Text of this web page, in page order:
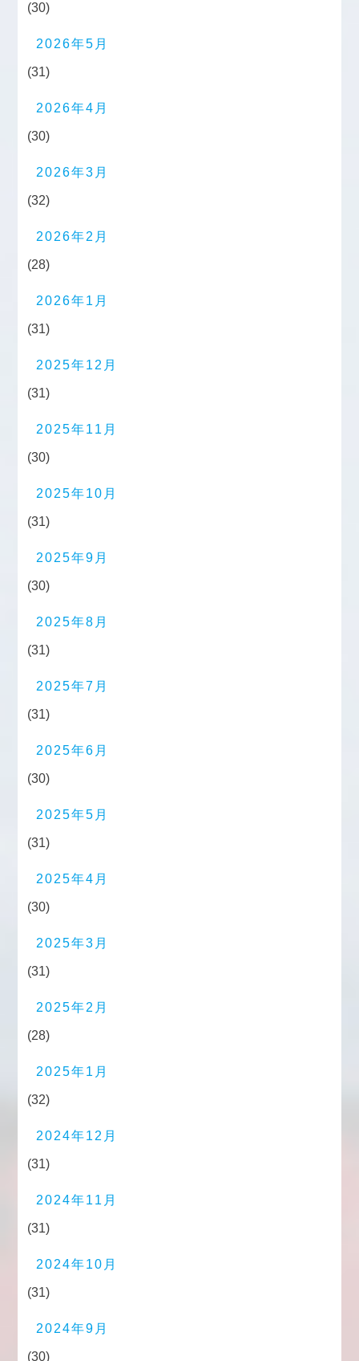
(30)
2026年5月
(31)
2026年4月
(30)
2026年3月
(32)
2026年2月
(28)
2026年1月
(31)
2025年12月
(31)
2025年11月
(30)
2025年10月
(31)
2025年9月
(30)
2025年8月
(31)
2025年7月
(31)
2025年6月
(30)
2025年5月
(31)
2025年4月
(30)
2025年3月
(31)
2025年2月
(28)
2025年1月
(32)
2024年12月
(31)
2024年11月
(31)
2024年10月
(31)
2024年9月
(30)